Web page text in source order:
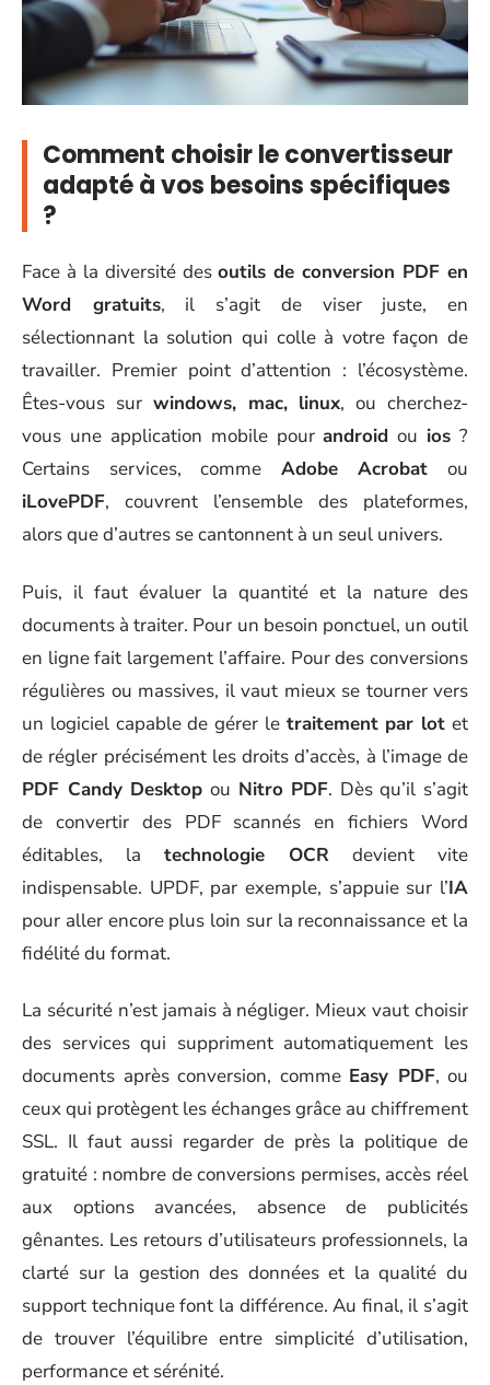
Comment choisir le convertisseur
adapté à vos besoins spécifiques
?
Face à la diversité desoutils de conversion PDF en
Word gratuits, il s’agit de viser juste, en
sélectionnant la solution qui colle à votre façon de
travailler. Premier point d’attention : l’écosystème.
Êtes-vous sur windows, mac, linux, ou cherchez-
vous une application mobile pourandroid ou ios ?
Certains services, comme Adobe Acrobat ou
iLovePDF, couvrent l’ensemble des plateformes,
alors que d’autres se cantonnent à un seul univers.
Puis, il faut évaluer la quantité et la nature des
documents à traiter. Pour un besoin ponctuel, un outil
en ligne fait largement l’affaire. Pour des conversions
régulières ou massives, il vaut mieux se tourner vers
un logiciel capable de gérer le traitement par lot et
de régler précisément les droits d’accès, à l’image de
PDF Candy Desktop ou Nitro PDF. Dès qu’il s’agit
de convertir des PDF scannés en fichiers Word
éditables, la technologie OCR devient vite
indispensable. UPDF, par exemple, s’appuie sur l’IA
pour aller encore plus loin sur la reconnaissance et la
fidélité du format.
La sécurité n’est jamais à négliger. Mieux vaut choisir
des services qui suppriment automatiquement les
documents après conversion, comme Easy PDF, ou
ceux qui protègent les échanges grâce au chiffrement
SSL. Il faut aussi regarder de près la politique de
gratuité : nombre de conversions permises, accès réel
aux options avancées, absence de publicités
gênantes. Les retours d’utilisateurs professionnels, la
clarté sur la gestion des données et la qualité du
support technique font la différence. Au final, il s’agit
de trouver l’équilibre entre simplicité d’utilisation,
performance et sérénité.